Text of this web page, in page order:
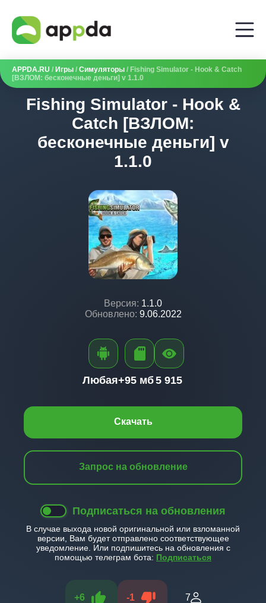
APPDA.RU / Игры / Симуляторы / Fishing Simulator - Hook & Catch
[ВЗЛОМ: бесконечные деньги] v 1.1.0
Fishing Simulator - Hook &
Catch [ВЗЛОМ:
бесконечные деньги] v
1.1.0
Версия: 1.1.0
Обновлено: 9.06.2022
Скачать
Запрос на обновление
Подписаться на обновления
В случае выхода новой оригинальной или взломанной
версии, Вам будет отправлено соответствующее
уведомление. Или подпишитесь на обновления с
помощью телеграм бота: Подписаться
+6 -1 7
Любая+95 мб5 915